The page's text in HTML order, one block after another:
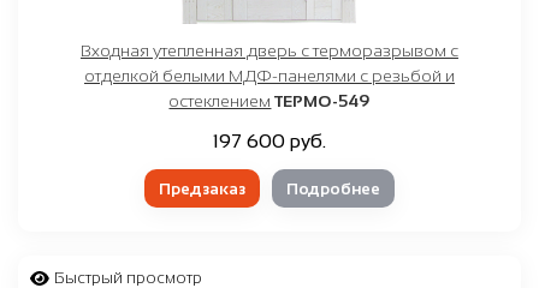
Входная утепленная дверь с терморазрывом с
отделкой белыми МДФ-панелями с резьбой и
остеклением ТЕРМО-549
197 600 руб.
Предзаказ Подробнее
Быстрый просмотр